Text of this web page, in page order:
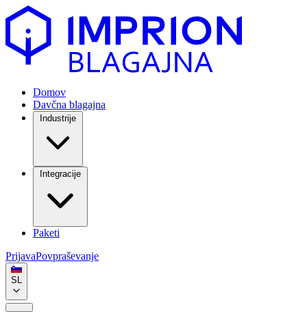
Domov
Davčna blagajna
Paketi
PrijavaPovpraševanje
SL